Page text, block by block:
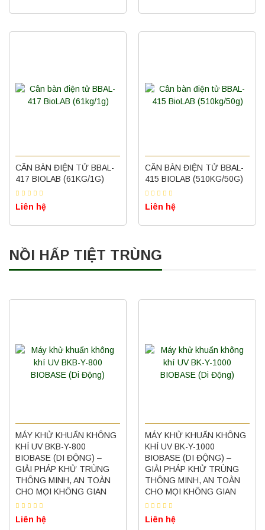
CÂN BÀN ĐIỆN TỬ BBAL-
417 BIOLAB (61KG/1G)
Liên hệ
CÂN BÀN ĐIỆN TỬ BBAL-
415 BIOLAB (510KG/50G)
Liên hệ
NỒI HẤP TIỆT TRÙNG
MÁY KHỬ KHUẨN KHÔNG
KHÍ UV BKB-Y-800
BIOBASE (DI ĐỘNG) –
GIẢI PHÁP KHỬ TRÙNG
THÔNG MINH, AN TOÀN
CHO MỌI KHÔNG GIAN
Liên hệ
MÁY KHỬ KHUẨN KHÔNG
KHÍ UV BK-Y-1000
BIOBASE (DI ĐỘNG) –
GIẢI PHÁP KHỬ TRÙNG
THÔNG MINH, AN TOÀN
CHO MỌI KHÔNG GIAN
Liên hệ